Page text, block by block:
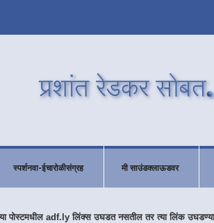
स्पर्शनवा-ईचारोळीसंग्रह मी साउंडक्लाऊडवर
पोस्टमधील adf.ly लिंक्स उघडत नसतील तर त्या लिंक